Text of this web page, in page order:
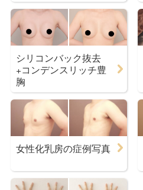
シリコンバック抜去
+コンデンスリッチ豊
胸
女性化乳房の症例写真